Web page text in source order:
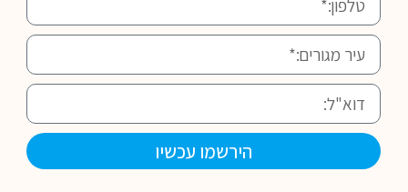
הירשמו עכשיו